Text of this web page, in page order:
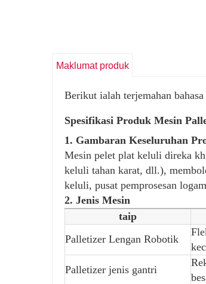
Maklumat produk
Berikut ialah terjemahan
Spesifikasi Produk Mesin
1. Gambaran Keseluruhan
Mesin pelet plat keluli direka
keluli tahan karat, dll.),
keluli, pusat pemprosesan
2. Jenis Mesin
taip
Palletizer Lengan Robotik
Palletizer jenis gantri